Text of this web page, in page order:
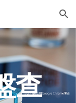
Skip to navigation
查